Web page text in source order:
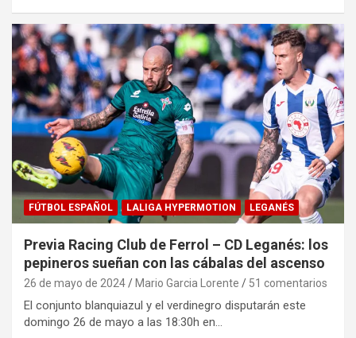
FÚTBOL ESPAÑOL LALIGA HYPERMOTION LEGANÉS
Previa Racing Club de Ferrol – CD Leganés: los
pepineros sueñan con las cábalas del ascenso
26 de mayo de 2024 Mario Garcia Lorente 51 comentarios
El conjunto blanquiazul y el verdinegro disputarán este
domingo 26 de mayo a las 18:30h en…